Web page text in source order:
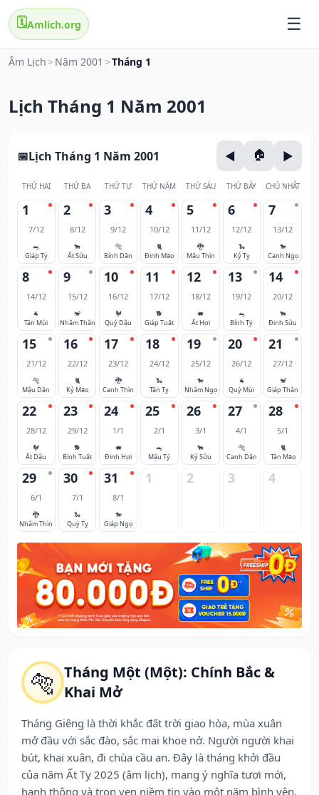
🗓️Amlich.org
Âm Lịch > Năm 2001 >Tháng 1
Lịch Tháng 1 Năm 2001
🐅 Tháng Một (Một): Chính Bắc &
Khai Mở
Tháng Giêng là thời khắc đất trời giao hòa, mùa xuân
mở đầu với sắc đào, sắc mai khoe nở. Người người khai
bút, khai xuân, đi chùa cầu an. Đây là tháng khởi đầu
của năm Ất Tỵ 2025 (âm lịch), mang ý nghĩa tươi mới,
hanh thông và trọn vẹn niềm tin vào một năm bình yên.
Lịch Tháng 1 Năm 2001
THỨ HAI THỨ BA THỨ TƯ THỨ NĂM THỨ SÁU THỨ BẢY CHỦ NHẬT
1
7/12
🐀
Giáp Tý
2
8/12
🐂
Ất Sửu
3
9/12
🐅
Bính Dần
4
10/12
🐈
Đinh Mão
5
11/12
🐉
Mậu Thìn
6
12/12
🐍
Kỷ Tỵ
7
13/12
🐎
Canh Ngọ
8
14/12
🐐
Tân Mùi
9
15/12
🐒
Nhâm Thân
10
16/12
🐓
Quý Dậu
11
17/12
🐕
Giáp Tuất
12
18/12
🐖
Ất Hợi
13
19/12
🐀
Bính Tý
14
20/12
🐂
Đinh Sửu
15
21/12
🐅
Mậu Dần
16
22/12
🐈
Kỷ Mão
17
23/12
🐉
Canh Thìn
18
24/12
🐍
Tân Tỵ
19
25/12
🐎
Nhâm Ngọ
20
26/12
🐐
Quý Mùi
21
27/12
🐒
Giáp Thân
22
28/12
🐓
Ất Dậu
23
29/12
🐕
Bính Tuất
24
1/1
🐖
Đinh Hợi
25
2/1
🐀
Mậu Tý
26
3/1
🐂
Kỷ Sửu
27
4/1
🐅
Canh Dần
28
5/1
🐈
Tân Mão
29
6/1
🐉
Nhâm Thìn
30
7/1
🐍
Quý Tỵ
31
8/1
🐎
Giáp Ngọ
1 2 3 4